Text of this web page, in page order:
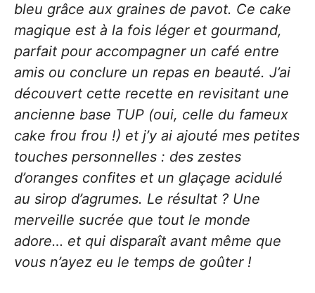
bleu grâce aux graines de pavot. Ce cake
magique est à la fois léger et gourmand,
parfait pour accompagner un café entre
amis ou conclure un repas en beauté. J’ai
découvert cette recette en revisitant une
ancienne base TUP (oui, celle du fameux
cake frou frou !) et j’y ai ajouté mes petites
touches personnelles : des zestes
d’oranges confites et un glaçage acidulé
au sirop d’agrumes. Le résultat ? Une
merveille sucrée que tout le monde
adore… et qui disparaît avant même que
vous n’ayez eu le temps de goûter !